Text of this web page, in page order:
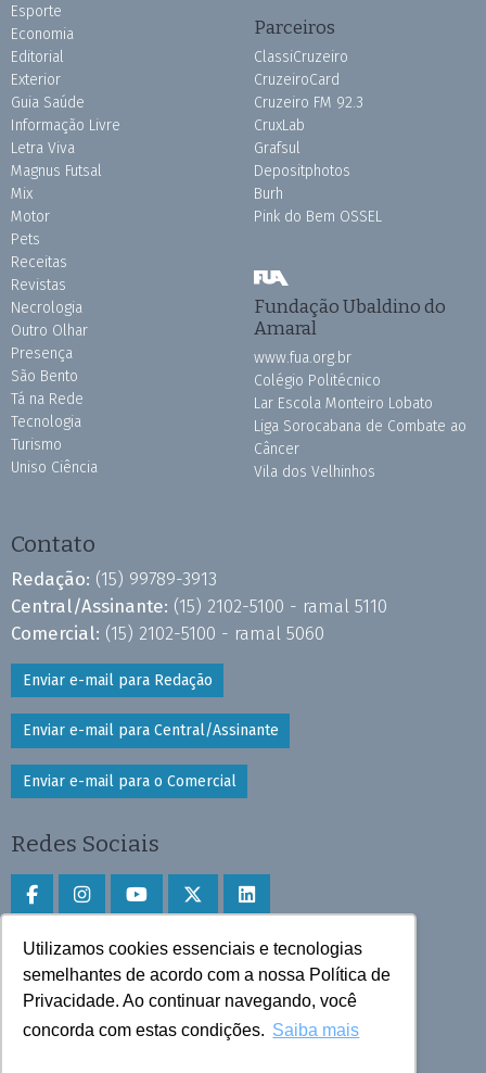
Utilizamos cookies essenciais e tecnologias
semelhantes de acordo com a nossa Política de
Privacidade. Ao continuar navegando, você
concorda com estas condições. Saiba mais
Esporte
Economia
Editorial
Exterior
Guia Saúde
Informação Livre
Letra Viva
Magnus Futsal
Mix
Motor
Pets
Receitas
Revistas
Necrologia
Outro Olhar
Presença
São Bento
Tá na Rede
Tecnologia
Turismo
Uniso Ciência
Parceiros
ClassiCruzeiro
CruzeiroCard
Cruzeiro FM 92.3
CruxLab
Grafsul
Depositphotos
Burh
Pink do Bem OSSEL
Fundação Ubaldino do
Amaral
www.fua.org.br
Colégio Politécnico
Lar Escola Monteiro Lobato
Liga Sorocabana de Combate ao
Câncer
Vila dos Velhinhos
Contato
Redação: (15) 99789-3913
Central/Assinante: (15) 2102-5100 - ramal 5110
Comercial: (15) 2102-5100 - ramal 5060
Enviar e-mail para Redação
Enviar e-mail para Central/Assinante
Enviar e-mail para o Comercial
Redes Sociais
Faça download do aplicativo
Play Store e App Store